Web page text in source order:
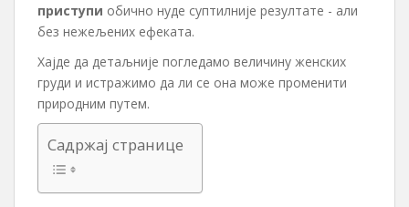
приступи обично нуде суптилније резултате - али
без нежељених ефеката.
Хајде да детаљније погледамо величину женских
груди и истражимо да ли се она може променити
природним путем.
Садржај странице